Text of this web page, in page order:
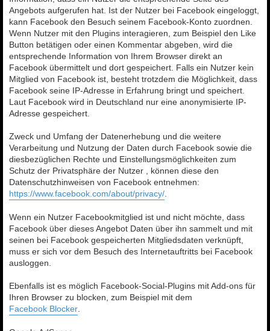
Angebots aufgerufen hat. Ist der Nutzer bei Facebook eingeloggt,
kann Facebook den Besuch seinem Facebook-Konto zuordnen.
Wenn Nutzer mit den Plugins interagieren, zum Beispiel den Like
Button betätigen oder einen Kommentar abgeben, wird die
entsprechende Information von Ihrem Browser direkt an
Facebook übermittelt und dort gespeichert. Falls ein Nutzer kein
Mitglied von Facebook ist, besteht trotzdem die Möglichkeit, dass
Facebook seine IP-Adresse in Erfahrung bringt und speichert.
Laut Facebook wird in Deutschland nur eine anonymisierte IP-
Adresse gespeichert.
Zweck und Umfang der Datenerhebung und die weitere
Verarbeitung und Nutzung der Daten durch Facebook sowie die
diesbezüglichen Rechte und Einstellungsmöglichkeiten zum
Schutz der Privatsphäre der Nutzer , können diese den
Datenschutzhinweisen von Facebook entnehmen:
https://www.facebook.com/about/privacy/.
Wenn ein Nutzer Facebookmitglied ist und nicht möchte, dass
Facebook über dieses Angebot Daten über ihn sammelt und mit
seinen bei Facebook gespeicherten Mitgliedsdaten verknüpft,
muss er sich vor dem Besuch des Internetauftritts bei Facebook
ausloggen.
Ebenfalls ist es möglich Facebook-Social-Plugins mit Add-ons für
Ihren Browser zu blocken, zum Beispiel mit dem
Facebook Blocker.